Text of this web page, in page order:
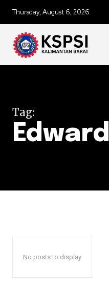
Thursday, August 6, 2026
Tag:
No posts to display